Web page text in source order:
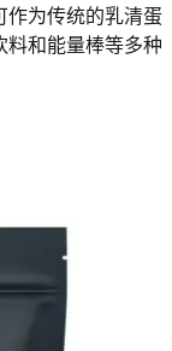
作为传统的乳清蛋
料和能量棒等多种